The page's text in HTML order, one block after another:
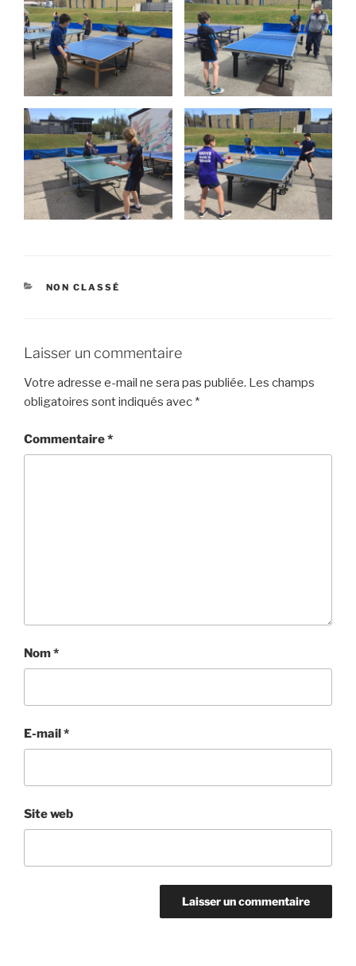
CATÉGORIES
NON CLASSÉ
Laisser un commentaire
Votre adresse e-mail ne sera pas publiée. Les champs
obligatoires sont indiqués avec *
Commentaire*
Nom*
E-mail*
Site web